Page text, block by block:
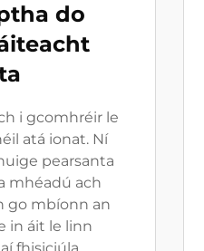
do
i gcomhréir le
atá ionat. Ní
pearsanta
mhéadú ach
go mbíonn an
in áit le linn